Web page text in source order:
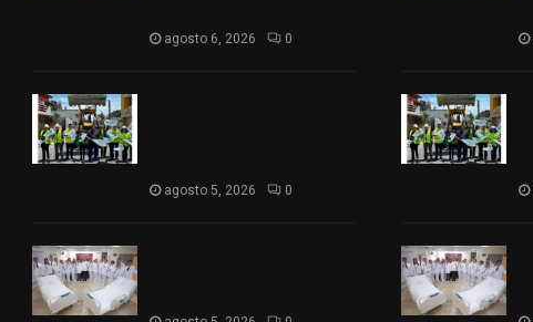
agosto 6, 2026 0
agosto 5, 2026 0